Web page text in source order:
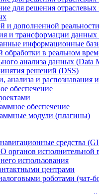
для решения отраслевых
и дополненной реальности
и трансформации
информационные
обработки в реальном
анализа данных (Data
решений (DSS)
анализа и распознавания
обеспечение
обеспечение
модули (плагины)
средства
органов исполнительной
использования
центрами
роботами (чат-